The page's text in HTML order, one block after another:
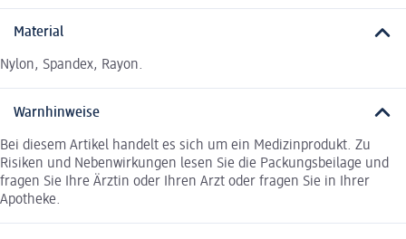
Material
Nylon, Spandex, Rayon.
Warnhinweise
Bei diesem Artikel handelt es sich um ein Medizinprodukt. Zu
Risiken und Nebenwirkungen lesen Sie die Packungsbeilage und
fragen Sie Ihre Ärztin oder Ihren Arzt oder fragen Sie in Ihrer
Apotheke.